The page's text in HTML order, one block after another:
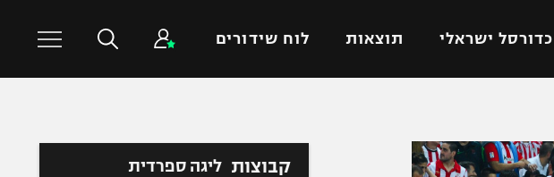
כדורסל ישראלי תוצאות לוח שידורים
ליגת ווינר סל
טניס
קבוצות ליגה ספרדית